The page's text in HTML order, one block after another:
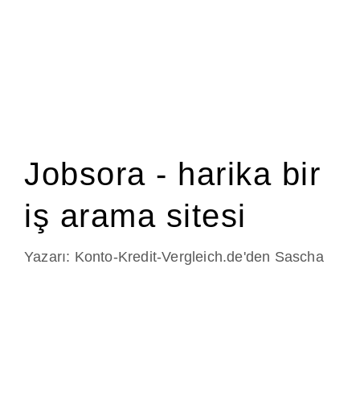
Jobsora - harika bir
iş arama sitesi
Yazarı: Konto-Kredit-Vergleich.de'den Sascha